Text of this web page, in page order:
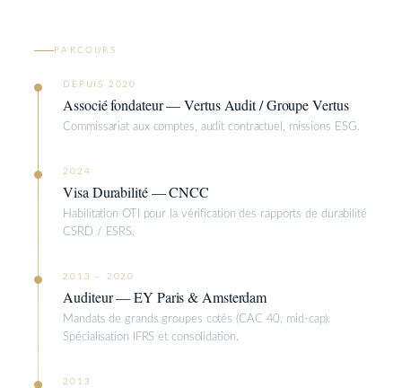
PARCOURS
DEPUIS 2020
Associé fondateur — Vertus Audit / Groupe Vertus
Commissariat aux comptes, audit contractuel, missions ESG.
2024
Visa Durabilité — CNCC
Habilitation OTI pour la vérification des rapports de durabilité
CSRD / ESRS.
2013 – 2020
Auditeur — EY Paris & Amsterdam
Mandats de grands groupes cotés (CAC 40, mid-cap).
Spécialisation IFRS et consolidation.
2013